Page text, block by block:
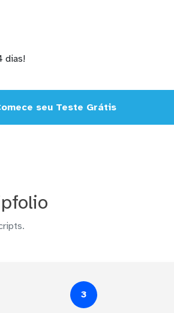
dias!
seu Teste Grátis
3